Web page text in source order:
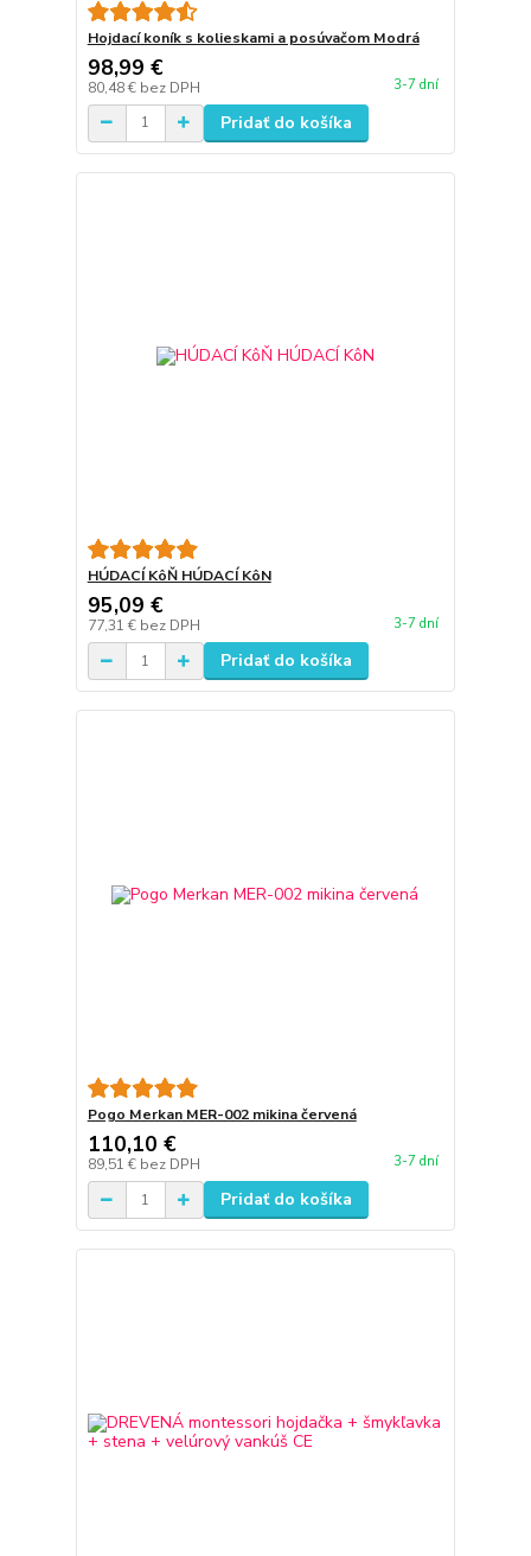
Hojdací koník s kolieskami a posúvačom Modrá
98,99 €
80,48 € bez DPH 3-7 dní
Pridať do košíka
HÚDACÍ KôŇ HÚDACÍ KôN
95,09 €
77,31 € bez DPH 3-7 dní
Pridať do košíka
Pogo Merkan MER-002 mikina červená
110,10 €
89,51 € bez DPH 3-7 dní
Pridať do košíka